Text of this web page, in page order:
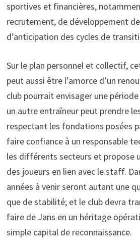
sportives et financières,
recrutement, de développement
d’anticipation des cycles de
Sur le plan personnel et collectif,
peut aussi être l’amorce d’un
club pourrait envisager une
un autre entraîneur peut prendre
respectant les fondations posées
faire confiance à un responsable
les différents secteurs et propose
des joueurs en lien avec le staff.
années à venir seront autant une
que de stabilité; et le club devra
faire de Jans en un héritage
simple capital de reconnaissance.